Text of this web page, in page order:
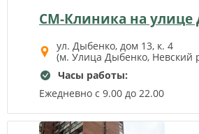
СМ-Клиника на улице
ул. Дыбенко, дом 13, к. 4
(м. Улица Дыбенко, Невский
Часы работы:
Ежедневно с 9.00 до 22.00